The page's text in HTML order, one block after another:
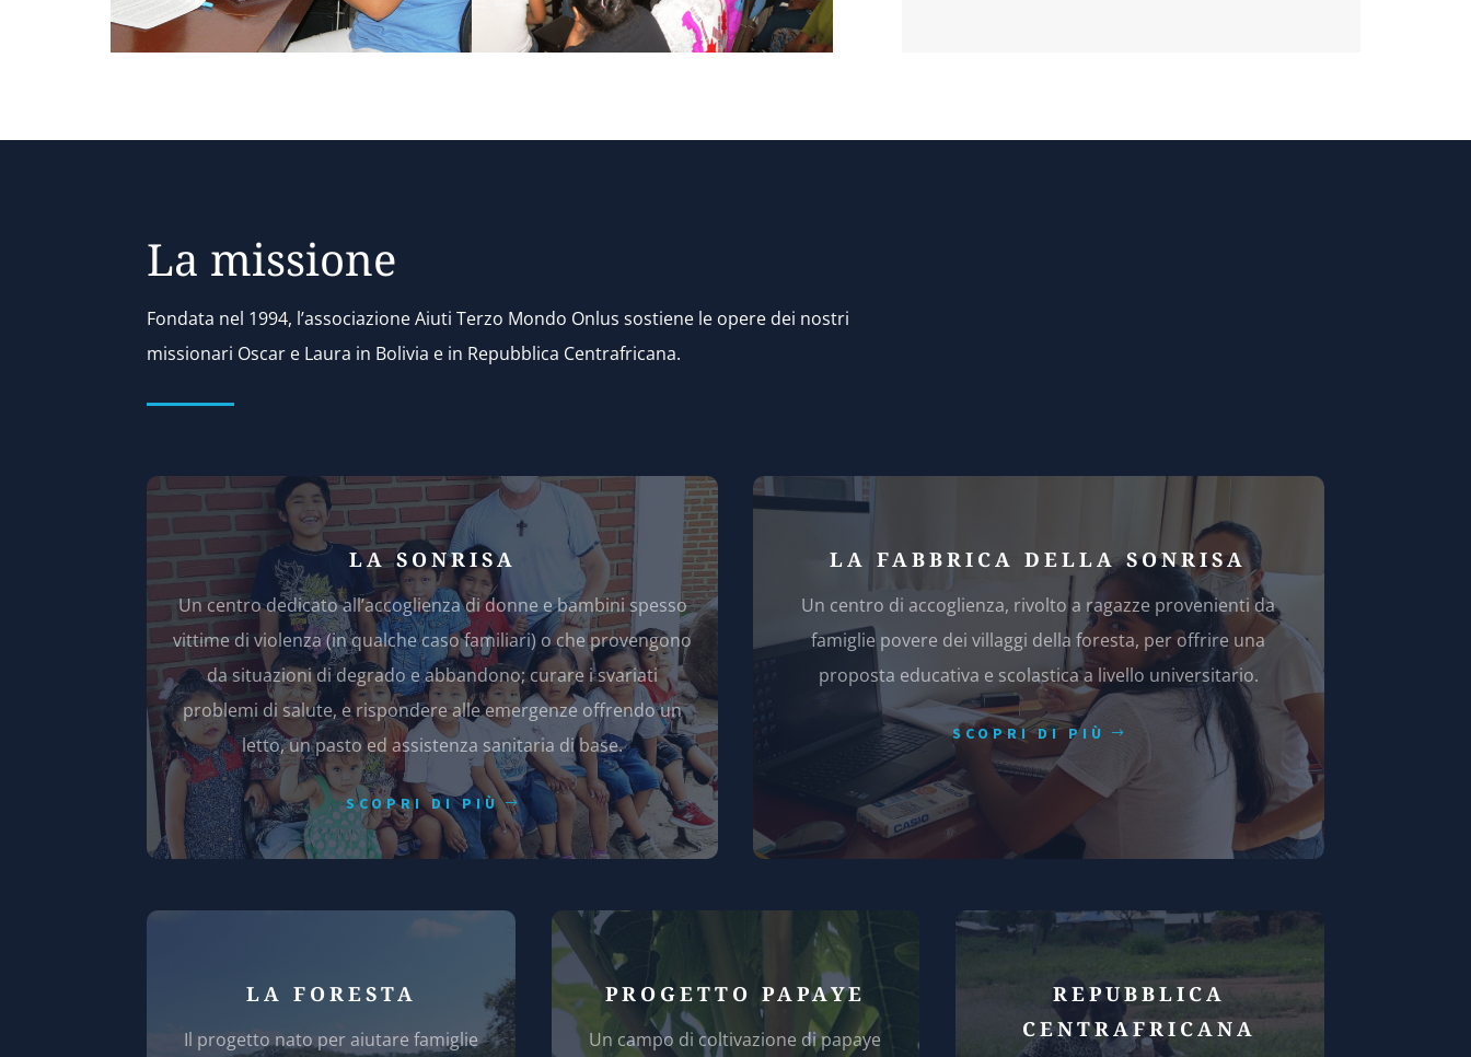
La missione
Fondata nel 1994, l’associazione Aiuti Terzo Mondo Onlus sostiene le opere dei nostri
missionari Oscar e Laura in Bolivia e in Repubblica Centrafricana.
LA SONRISA
Un centro dedicato all’accoglienza di donne e bambini spesso
vittime di violenza (in qualche caso familiari) o che provengono
da situazioni di degrado e abbandono; curare i svariati
problemi di salute, e rispondere alle emergenze offrendo un
letto, un pasto ed assistenza sanitaria di base.
SCOPRI DI PIÙ
LA FABBRICA DELLA SONRISA
Un centro di accoglienza, rivolto a ragazze provenienti da
famiglie povere dei villaggi della foresta, per offrire una
proposta educativa e scolastica a livello universitario.
SCOPRI DI PIÙ
LA FORESTA
Il progetto nato per aiutare famiglie
PROGETTO PAPAYE
Un campo di coltivazione di papaye
REPUBBLICA
CENTRAFRICANA